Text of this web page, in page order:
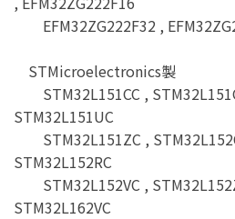
EFM32ZG222F32 ,
STMicroelectronics製
STM32L151CC ,
STM32L151UC
STM32L151ZC ,
STM32L152RC
STM32L152VC ,
STM32L162VC